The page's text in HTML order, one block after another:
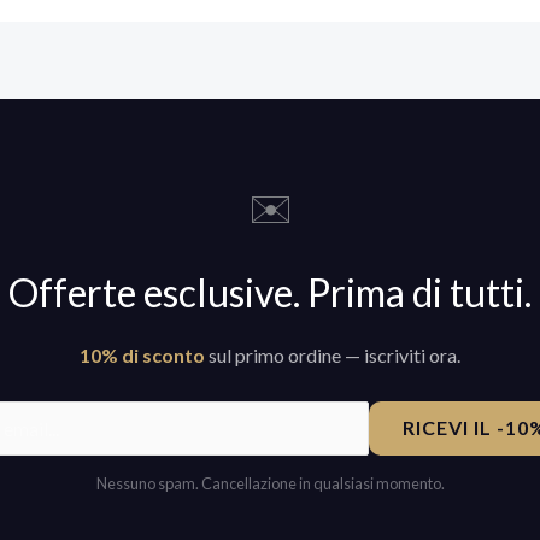
✉️
Offerte esclusive. Prima di tutti.
10% di sconto sul primo ordine — iscriviti ora.
RICEVI IL -
Nessuno spam. Cancellazione in qualsiasi momento.